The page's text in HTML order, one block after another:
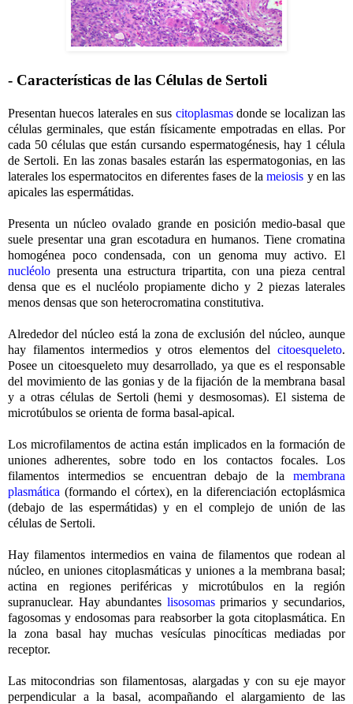
- Características de las Células de Sertoli
Presentan huecos laterales en sus citoplasmasdonde se localizan las
células germinales, que están físicamente empotradas en ellas. Por
cada 50 células que están cursando espermatogénesis, hay 1 célula
de Sertoli. En las zonas basales estarán las espermatogonias, en las
laterales los espermatocitos en diferentes fases de lameiosis y en las
apicales las espermátidas.
Presenta un núcleo ovalado grande en posición medio-basal que
suele presentar una gran escotadura en humanos. Tiene cromatina
homogénea poco condensada, con un genoma muy activo. El
nucléolo presenta una estructura tripartita, con una pieza central
densa que es el nucléolo propiamente dicho y 2 piezas laterales
menos densas que son heterocromatina constitutiva.
Alrededor del núcleo está la zona de exclusión del núcleo, aunque
hay filamentos intermedios y otros elementos del citoesqueleto.
Posee un citoesqueleto muy desarrollado, ya que es el responsable
del movimiento de las gonias y de la fijación de la membrana basal
y a otras células de Sertoli (hemi y desmosomas). El sistema de
microtúbulos se orienta de forma basal-apical.
Los microfilamentos de actina están implicados en la formación de
uniones adherentes, sobre todo en los contactos focales. Los
filamentos intermedios se encuentran debajo de la membrana
plasmática (formando el córtex), en la diferenciación ectoplásmica
(debajo de las espermátidas) y en el complejo de unión de las
células de Sertoli.
Hay filamentos intermedios en vaina de filamentos que rodean al
núcleo, en uniones citoplasmáticas y uniones a la membrana basal;
actina en regiones periféricas y microtúbulos en la región
supranuclear. Hay abundantes lisosomasprimarios y secundarios,
fagosomas y endosomas para reabsorber la gota citoplasmática. En
la zona basal hay muchas vesículas pinocíticas mediadas por
receptor.
Las mitocondrias son filamentosas, alargadas y con su eje mayor
perpendicular a la basal, acompañando el alargamiento de las